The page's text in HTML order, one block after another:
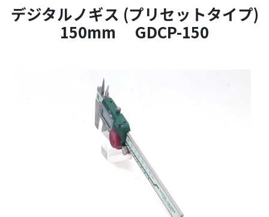
デジタルノギス (プリセットタイプ)
150mm GDCP-150